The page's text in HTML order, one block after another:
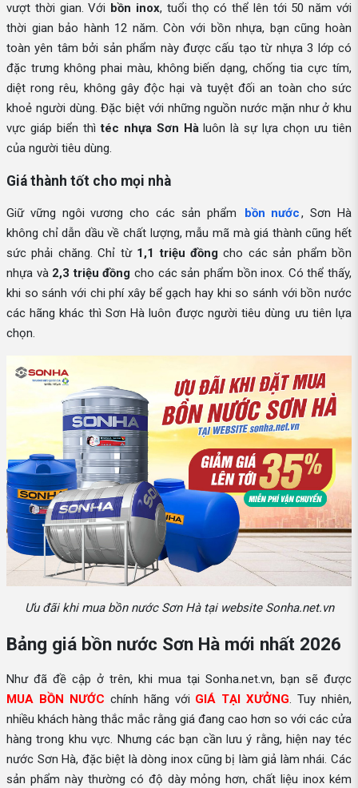
vượt thời gian. Với bồn inox, tuổi thọ có thể lên tới 50 năm với
thời gian bảo hành 12 năm. Còn với bồn nhựa, bạn cũng hoàn
toàn yên tâm bởi sản phẩm này được cấu tạo từ nhựa 3 lớp có
đặc trưng không phai màu, không biến dạng, chống tia cực tím,
diệt rong rêu, không gây độc hại và tuyệt đối an toàn cho sức
khoẻ người dùng. Đặc biệt với những nguồn nước mặn như ở khu
vực giáp biển thìtéc nhựa Sơn Hàluôn là sự lựa chọn ưu tiên
của người tiêu dùng.
Giá thành tốt cho mọi nhà
Giữ vững ngôi vương cho các sản phẩm bồn nước, Sơn Hà
không chỉ dẫn dầu về chất lượng, mẫu mã mà giá thành cũng hết
sức phải chăng. Chỉ từ 1,1 triệu đồngcho các sản phẩm bồn
nhựa và2,3 triệu đồng cho các sản phẩm bồn inox. Có thể thấy,
khi so sánh với chi phí xây bể gạch hay khi so sánh với bồn nước
các hãng khác thì Sơn Hà luôn được người tiêu dùng ưu tiên lựa
chọn.
Ưu đãi khi mua bồn nước Sơn Hà tại website Sonha.net.vn
Bảng giá bồn nước Sơn Hà mới nhất 2026
Như đã đề cập ở trên, khi mua tại Sonha.net.vn, bạn sẽ được
MUA BỒN NƯỚC chính hãng với GIÁ TẠI XƯỞNG. Tuy nhiên,
nhiều khách hàng thắc mắc rằng giá đang cao hơn so với các cửa
hàng trong khu vực. Nhưng các bạn cần lưu ý rằng, hiện nay téc
nước Sơn Hà, đặc biệt là dòng inox cũng bị làm giả làm nhái. Các
sản phẩm này thường có độ dày mỏng hơn, chất liệu inox kém